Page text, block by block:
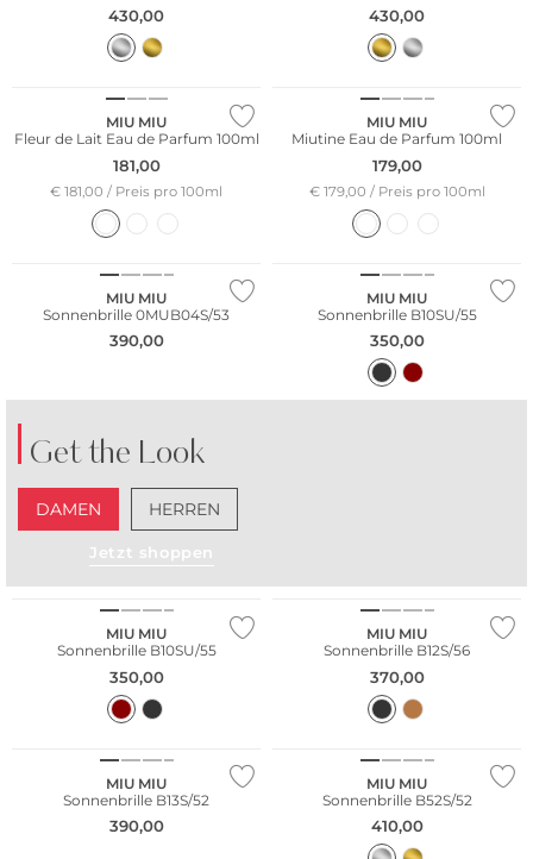
430,00 430,00
MIU MIU
Fleur de Lait Eau de Parfum 100ml
181,00
€ 181,00 / Preis pro 100ml
MIU MIU
Miutine Eau de Parfum 100ml
179,00
€ 179,00 / Preis pro 100ml
MIU MIU
Sonnenbrille 0MUB04S/53
390,00
MIU MIU
Sonnenbrille B10SU/55
350,00
Get the Look
DAMEN HERREN
Jetzt shoppen
MIU MIU
Sonnenbrille B10SU/55
350,00
MIU MIU
Sonnenbrille B12S/56
370,00
MIU MIU
Sonnenbrille B13S/52
390,00
MIU MIU
Sonnenbrille B52S/52
410,00